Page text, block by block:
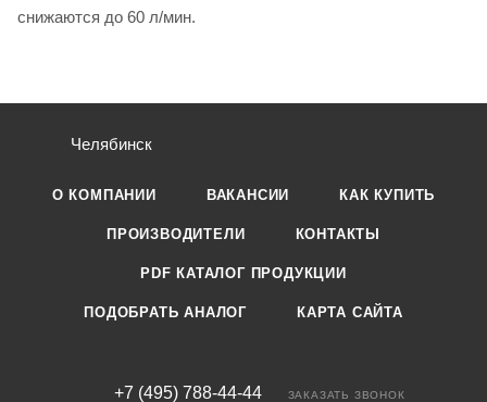
снижаются до 60 л/мин.
Челябинск
О КОМПАНИИ ВАКАНСИИ КАК КУПИТЬ
ПРОИЗВОДИТЕЛИ КОНТАКТЫ
PDF КАТАЛОГ ПРОДУКЦИИ
ПОДОБРАТЬ АНАЛОГ КАРТА САЙТА
+7 (495) 788-44-44 ЗАКАЗАТЬ ЗВОНОК